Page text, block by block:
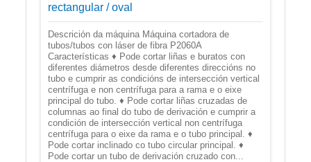
rectangular / oval
Descrición da máquina Máquina cortadora de
tubos/tubos con láser de fibra P2060A
Características ♦ Pode cortar liñas e buratos con
diferentes diámetros desde diferentes direccións no
tubo e cumprir as condicións de intersección vertical
centrífuga e non centrífuga para a rama e o eixe
principal do tubo. ♦ Pode cortar liñas cruzadas de
columnas ao final do tubo de derivación e cumprir a
condición de intersección vertical non centrífuga
centrífuga para o eixe da rama e o tubo principal. ♦
Pode cortar inclinado co tubo circular principal. ♦
Pode cortar un tubo de derivación cruzado con...